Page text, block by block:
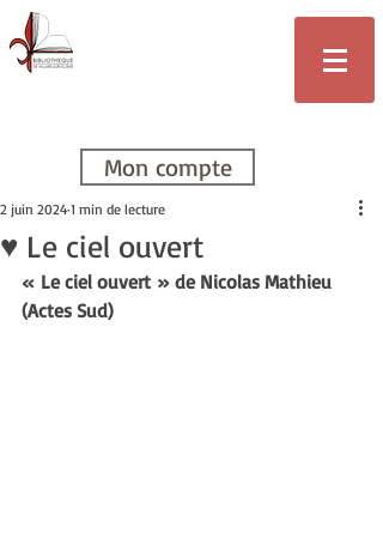
Mon compte
♥ Le ciel ouvert
2 juin 2024 1 min de lecture
« Le ciel ouvert » de Nicolas Mathieu
(Actes Sud)